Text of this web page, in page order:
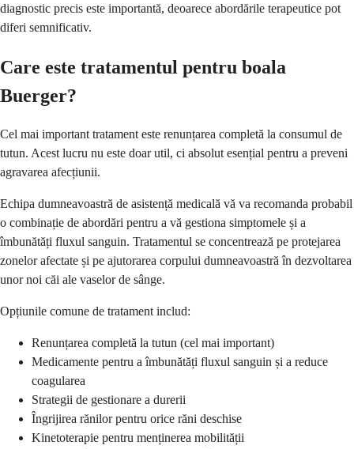
diagnostic precis este importantă, deoarece abordările terapeutice pot
diferi semnificativ.
Care este tratamentul pentru boala
Buerger?
Cel mai important tratament este renunțarea completă la consumul de
tutun. Acest lucru nu este doar util, ci absolut esențial pentru a preveni
agravarea afecțiunii.
Echipa dumneavoastră de asistență medicală vă va recomanda probabil
o combinație de abordări pentru a vă gestiona simptomele și a
îmbunătăți fluxul sanguin. Tratamentul se concentrează pe protejarea
zonelor afectate și pe ajutorarea corpului dumneavoastră în dezvoltarea
unor noi căi ale vaselor de sânge.
Opțiunile comune de tratament includ:
Renunțarea completă la tutun (cel mai important)
Medicamente pentru a îmbunătăți fluxul sanguin și a reduce
coagularea
Strategii de gestionare a durerii
Îngrijirea rănilor pentru orice răni deschise
Kinetoterapie pentru menținerea mobilității